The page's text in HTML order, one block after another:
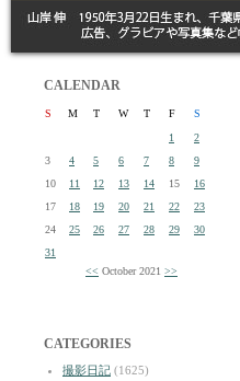
CALENDAR
S M T W T F
S
1
2
3
4 5 6 7 8
9
10
11 12 13 14 15
16
17
18 19 20 21 22
23
24
25 26 27 28 29
30
31
<< October 2021 >>
CATEGORIES
撮影日記 (1625)